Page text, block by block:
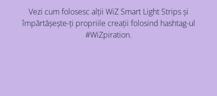
Vezi cum folosesc alții WiZ Smart Light Strips și
împărtășește-ți propriile creații folosind hashtag-ul
#WiZpiration.